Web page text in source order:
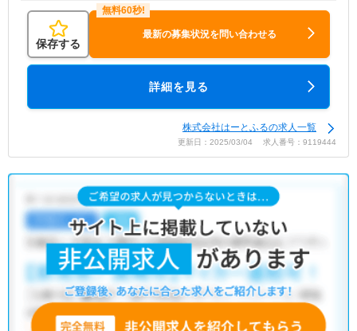
保存する
最新の募集状況を問い合わせる
詳細を見る
株式会社はーとふるの求人一覧
更新日：2025/03/04 求人番号：9119444